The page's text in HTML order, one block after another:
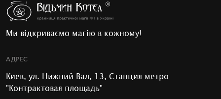
Ми відкриваємо магію в кожному!
АДРЕС
Киев, ул. Нижний Вал, 13, Станция метро
"Контрактовая площадь"